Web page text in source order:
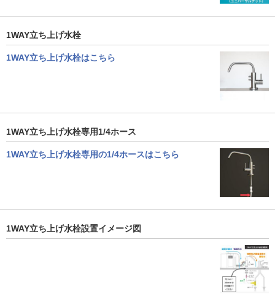
1WAY立ち上げ水栓
1WAY立ち上げ水栓はこちら
1WAY立ち上げ水栓専用1/4ホース
1WAY立ち上げ水栓専用の1/4ホースはこちら
1WAY立ち上げ水栓設置イメージ図